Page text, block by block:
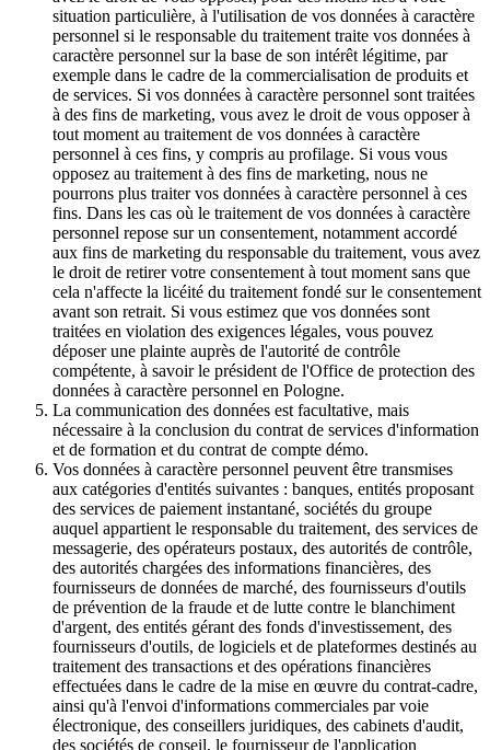
situation particulière, à l'utilisation de vos données à caractère
personnel si le responsable du traitement traite vos données à
caractère personnel sur la base de son intérêt légitime, par
exemple dans le cadre de la commercialisation de produits et
de services. Si vos données à caractère personnel sont traitées
à des fins de marketing, vous avez le droit de vous opposer à
tout moment au traitement de vos données à caractère
personnel à ces fins, y compris au profilage. Si vous vous
opposez au traitement à des fins de marketing, nous ne
pourrons plus traiter vos données à caractère personnel à ces
fins. Dans les cas où le traitement de vos données à caractère
personnel repose sur un consentement, notamment accordé
aux fins de marketing du responsable du traitement, vous avez
le droit de retirer votre consentement à tout moment sans que
cela n'affecte la licéité du traitement fondé sur le consentement
avant son retrait. Si vous estimez que vos données sont
traitées en violation des exigences légales, vous pouvez
déposer une plainte auprès de l'autorité de contrôle
compétente, à savoir le président de l'Office de protection des
données à caractère personnel en Pologne.
La communication des données est facultative, mais
nécessaire à la conclusion du contrat de services d'information
et de formation et du contrat de compte démo.
Vos données à caractère personnel peuvent être transmises
aux catégories d'entités suivantes : banques, entités proposant
des services de paiement instantané, sociétés du groupe
auquel appartient le responsable du traitement, des services de
messagerie, des opérateurs postaux, des autorités de contrôle,
des autorités chargées des informations financières, des
fournisseurs de données de marché, des fournisseurs d'outils
de prévention de la fraude et de lutte contre le blanchiment
d'argent, des entités gérant des fonds d'investissement, des
fournisseurs d'outils, de logiciels et de plateformes destinés au
traitement des transactions et des opérations financières
effectuées dans le cadre de la mise en œuvre du contrat-cadre,
ainsi qu'à l'envoi d'informations commerciales par voie
électronique, des conseillers juridiques, des cabinets d'audit,
des sociétés de conseil, le fournisseur de l'application